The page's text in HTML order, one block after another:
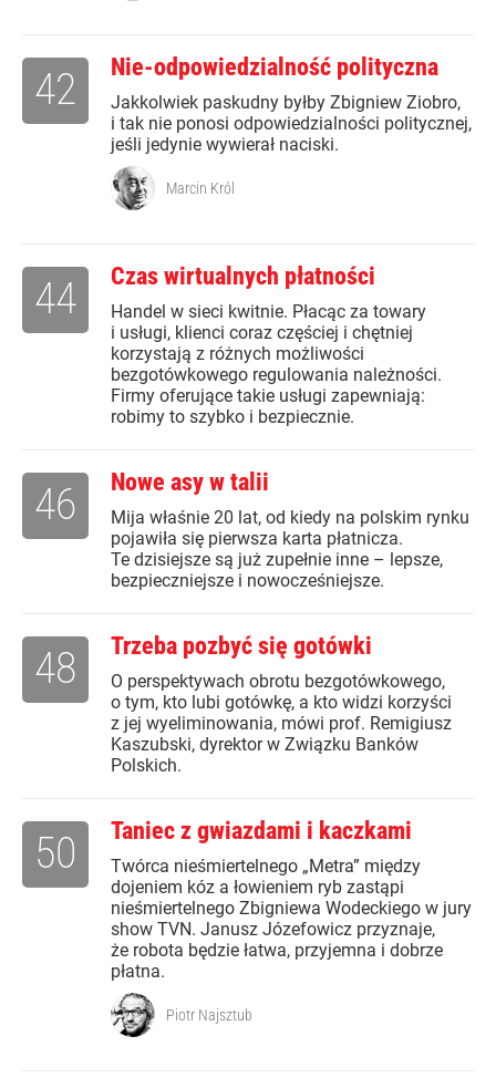
Nie-odpowiedzialność polityczna
Jakkolwiek paskudny byłby Zbigniew Ziobro,
i tak nie ponosi odpowiedzialności politycznej,
jeśli jedynie wywierał naciski.
42
Marcin Król
Czas wirtualnych płatności
Handel w sieci kwitnie. Płacąc za towary
i usługi, klienci coraz częściej i chętniej
korzystają z różnych możliwości
bezgotówkowego regulowania należności.
Firmy oferujące takie usługi zapewniają:
robimy to szybko i bezpiecznie.
44
Nowe asy w talii
Mija właśnie 20 lat, od kiedy na polskim rynku
pojawiła się pierwsza karta płatnicza.
Te dzisiejsze są już zupełnie inne – lepsze,
bezpieczniejsze i nowocześniejsze.
46
Trzeba pozbyć się gotówki
O perspektywach obrotu bezgotówkowego,
o tym, kto lubi gotówkę, a kto widzi korzyści
z jej wyeliminowania, mówi prof. Remigiusz
Kaszubski, dyrektor w Związku Banków
Polskich.
48
Taniec z gwiazdami i kaczkami
Twórca nieśmiertelnego „Metra” między
dojeniem kóz a łowieniem ryb zastąpi
nieśmiertelnego Zbigniewa Wodeckiego w jury
show TVN. Janusz Józefowicz przyznaje,
że robota będzie łatwa, przyjemna i dobrze
płatna.
50
Piotr Najsztub